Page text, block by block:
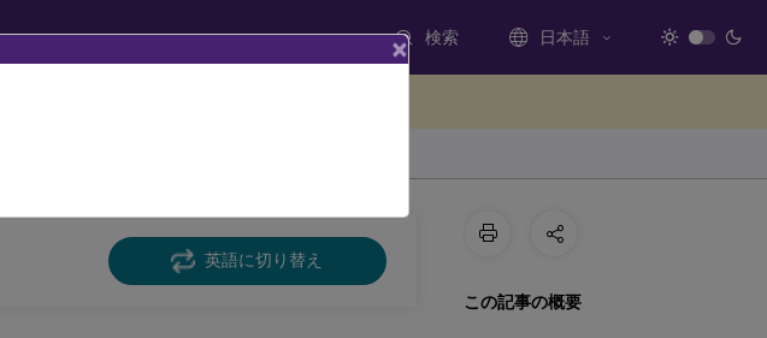
検索 日本語
英語に切り替え
この記事の概要
×